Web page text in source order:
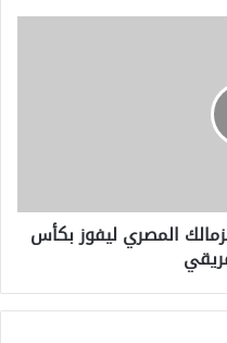
المصري ليفوز بكأس